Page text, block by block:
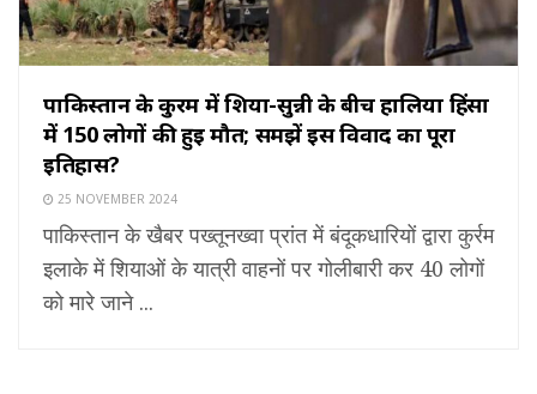
पाकिस्तान के कुर्रम में शिया-सुन्नी के बीच हालिया हिंसा
में 150 लोगों की हुई मौत; समझें इस विवाद का पूरा
इतिहास?
25 NOVEMBER 2024
पाकिस्तान के खैबर पख्तूनख्वा प्रांत में बंदूकधारियों द्वारा कुर्रम
इलाके में शियाओं के यात्री वाहनों पर गोलीबारी कर 40 लोगों
को मारे जाने ...